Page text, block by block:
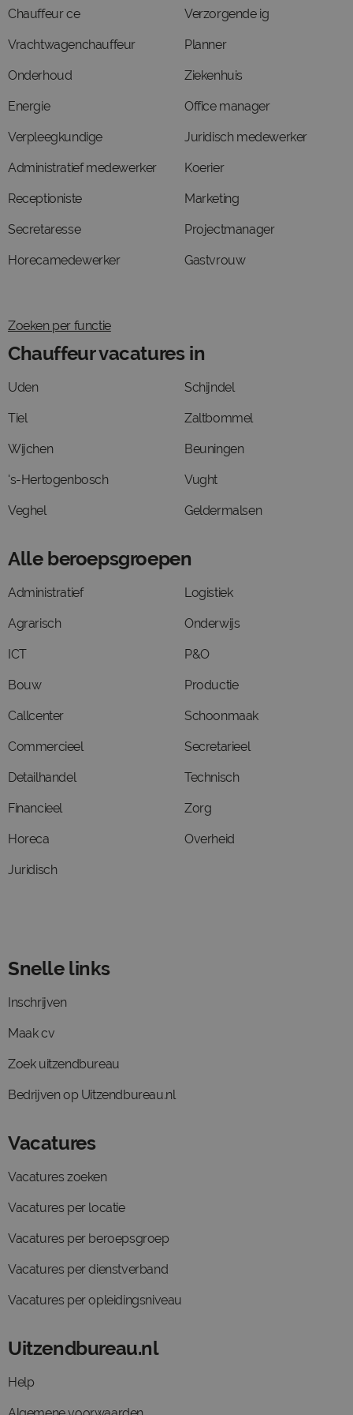
Chauffeur ce
Vrachtwagenchauffeur
Onderhoud
Energie
Verpleegkundige
Administratief medewerker
Receptioniste
Secretaresse
Horecamedewerker
Verzorgende ig
Planner
Ziekenhuis
Office manager
Juridisch medewerker
Koerier
Marketing
Projectmanager
Gastvrouw
Zoeken per functie
Chauffeur vacatures in
Uden
Tiel
Wijchen
's-Hertogenbosch
Veghel
Schijndel
Zaltbommel
Beuningen
Vught
Geldermalsen
Alle beroepsgroepen
Administratief
Agrarisch
ICT
Bouw
Callcenter
Commercieel
Detailhandel
Financieel
Horeca
Juridisch
Logistiek
Onderwijs
P&O
Productie
Schoonmaak
Secretarieel
Technisch
Zorg
Overheid
Snelle links
Inschrijven
Maak cv
Zoek uitzendbureau
Bedrijven op Uitzendbureau.nl
Vacatures
Vacatures zoeken
Vacatures per locatie
Vacatures per beroepsgroep
Vacatures per dienstverband
Vacatures per opleidingsniveau
Uitzendbureau.nl
Help